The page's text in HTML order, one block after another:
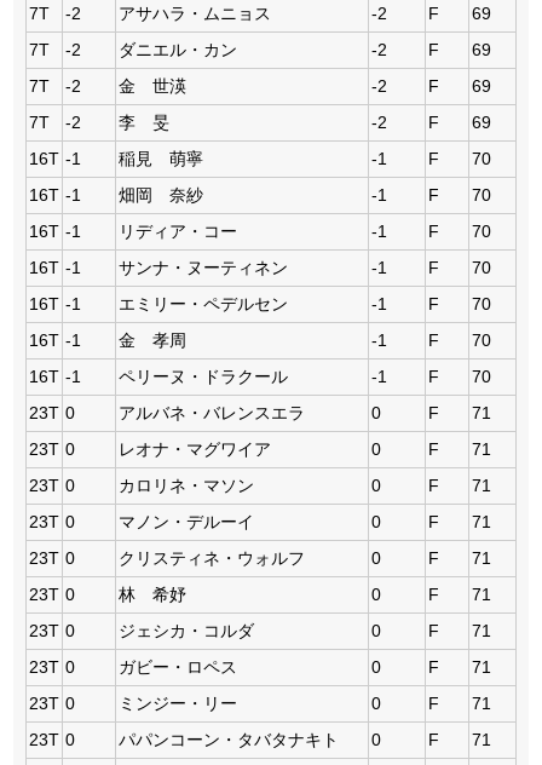
7T -2 アサハラ・ムニョス -2 F
69
7T
-2 ダニエル・カン -2 F
69
7T
-2 金 世渶 -2 F
69
7T
-2 李 旻 -2 F
69
16T -1 稲見 萌寧 -1 F
70
16T -1 畑岡 奈紗 -1 F
70
16T -1 リディア・コー -1 F
70
16T -1 サンナ・ヌーティネン -1 F
70
16T -1 エミリー・ペデルセン -1 F
70
16T -1 金 孝周 -1 F
70
16T -1 ペリーヌ・ドラクール -1 F
70
23T 0 アルバネ・バレンスエラ 0 F
71
23T 0 レオナ・マグワイア 0 F
71
23T 0 カロリネ・マソン 0 F
71
23T 0 マノン・デルーイ 0 F
71
23T 0 クリスティネ・ウォルフ 0 F
71
23T 0 林 希妤 0 F
71
23T 0 ジェシカ・コルダ 0 F
71
23T 0 ガビー・ロペス 0 F
71
23T 0 ミンジー・リー 0 F
71
23T 0 パパンコーン・タバタナキト 0 F
71